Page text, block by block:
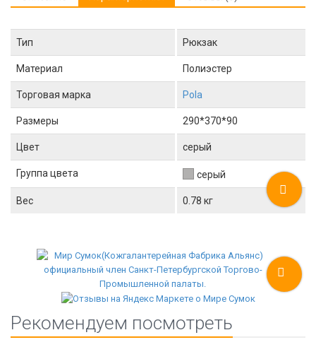
Тип Рюкзак
Материал Полиэстер
Торговая марка Pola
Размеры 290*370*90
Цвет серый
Группа цвета серый
Вес 0.78 кг
Рекомендуем посмотреть